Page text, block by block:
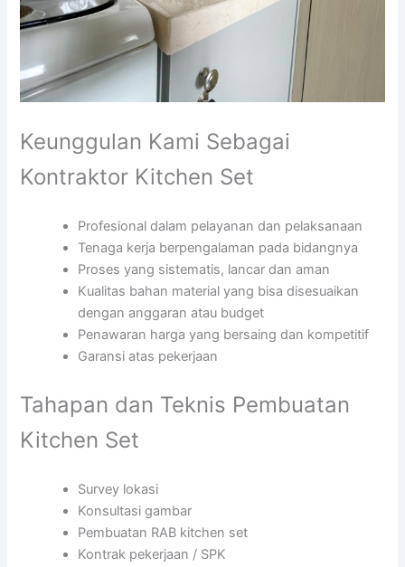
Keunggulan Kami Sebagai
Kontraktor Kitchen Set
Profesional dalam pelayanan dan pelaksanaan
Tenaga kerja berpengalaman pada bidangnya
Proses yang sistematis, lancar dan aman
Kualitas bahan material yang bisa disesuaikan
dengan anggaran atau budget
Penawaran harga yang bersaing dan kompetitif
Garansi atas pekerjaan
Tahapan dan Teknis Pembuatan
Kitchen Set
Survey lokasi
Konsultasi gambar
Pembuatan RAB kitchen set
Kontrak pekerjaan / SPK